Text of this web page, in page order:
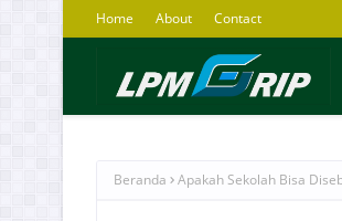
Home About Contact
Beranda Apakah Sekolah Bisa